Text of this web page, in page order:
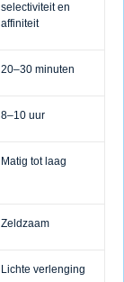
selectiviteit en
affiniteit
20–30 minuten
8–10 uur
Matig tot laag
Zeldzaam
Lichte verlenging